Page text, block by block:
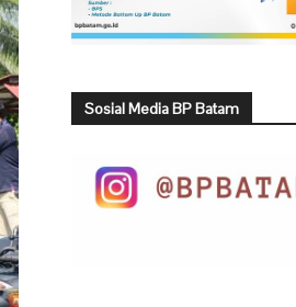
Sosial Media BP Batam